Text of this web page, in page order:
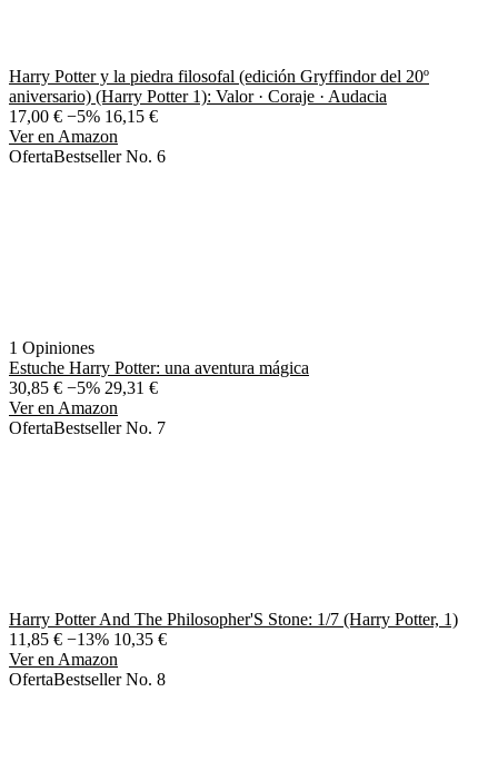
Harry Potter y la piedra filosofal (edición Gryffindor del 20º
aniversario) (Harry Potter 1): Valor · Coraje · Audacia
17,00 € −5% 16,15 €
Ver en Amazon
OfertaBestseller No. 6
1 Opiniones
Estuche Harry Potter: una aventura mágica
30,85 € −5% 29,31 €
Ver en Amazon
OfertaBestseller No. 7
Harry Potter And The Philosopher'S Stone: 1/7 (Harry Potter, 1)
11,85 € −13% 10,35 €
Ver en Amazon
OfertaBestseller No. 8